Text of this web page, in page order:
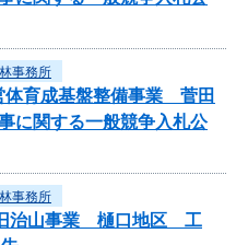
事務所
体育成基盤整備事業 菅田
に関する一般競争入札公
事務所
旧治山事業 樋口地区 工